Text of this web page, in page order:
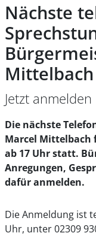
Nächste
Jetzt anmelden
Die nächste
Marcel Mittelbach
ab 17 Uhr statt.
Anregungen,
dafür anmelden.
Die Anmeldung ist
Uhr, unter 02309